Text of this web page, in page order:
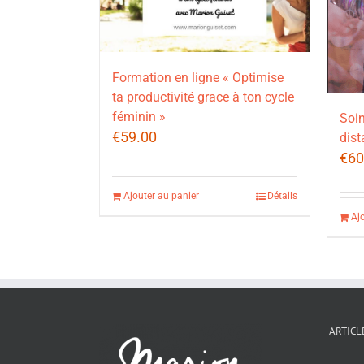
Formation en ligne « Optimise
ta productivité grace à ton cycle
féminin »
€59.00
Ajouter au panier Détails
€